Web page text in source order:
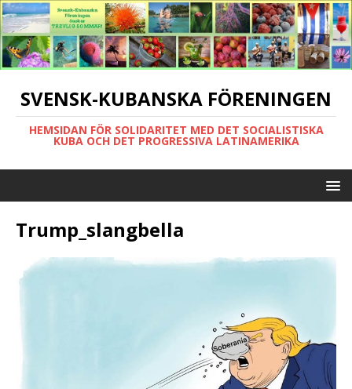
SVENSK-KUBANSKA FÖRENINGEN
HEMSIDAN FÖR SOLIDARITET MED DET SOCIALISTISKA
KUBA OCH DET PROGRESSIVA LATINAMERIKA
Trump_slangbella